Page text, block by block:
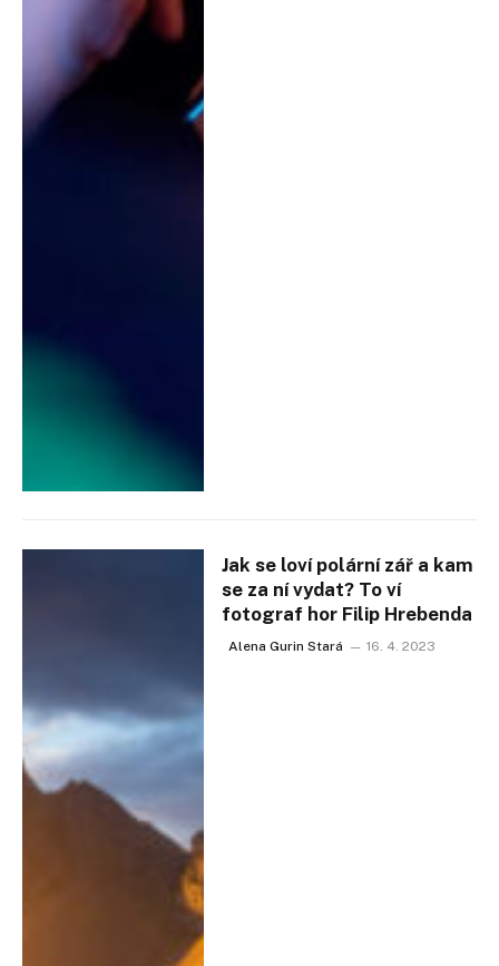
Jak se loví polární zář a kam
se za ní vydat? To ví
fotograf hor Filip Hrebenda
Alena Gurin Stará 16. 4. 2023